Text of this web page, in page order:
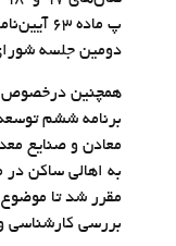
پ ماده
دومین جلسه
برنامه ششم
معادن و صنایع
به اهالی ساکن در
مقرر شد تا
بررسی کارشناسی